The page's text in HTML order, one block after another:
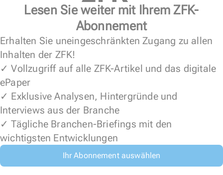
Lesen Sie weiter mit Ihrem ZFK-
Abonnement
Erhalten Sie uneingeschränkten Zugang zu allen
Inhalten der ZFK!
✓ Vollzugriff auf alle ZFK-Artikel und das digitale
ePaper
✓ Exklusive Analysen, Hintergründe und
Interviews aus der Branche
✓ Tägliche Branchen-Briefings mit den
wichtigsten Entwicklungen
Ihr Abonnement auswählen